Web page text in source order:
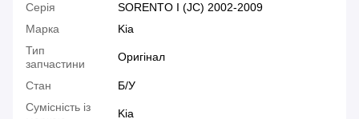
Серія
SORENTO I (JC) 2002-2009
Марка
Kia
Тип
запчастини
Оригінал
Стан
Б/У
Сумісність із
Kia